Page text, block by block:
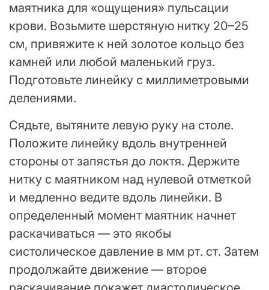
маятника для «ощущения» пульсации
крови. Возьмите шерстяную нитку 20–25
см, привяжите к ней золотое кольцо без
камней или любой маленький груз.
Подготовьте линейку с миллиметровыми
делениями.
Сядьте, вытяните левую руку на столе.
Положите линейку вдоль внутренней
стороны от запястья до локтя. Держите
нитку с маятником над нулевой отметкой
и медленно ведите вдоль линейки. В
определенный момент маятник начнет
раскачиваться — это якобы
систолическое давление в мм рт. ст. Затем
продолжайте движение — второе